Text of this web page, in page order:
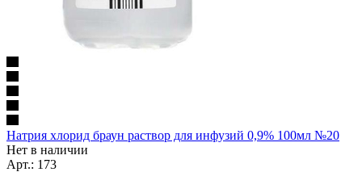
Натрия хлорид браун раствор для инфузий 0,9% 100мл №20
Нет в наличии
Арт.: 173